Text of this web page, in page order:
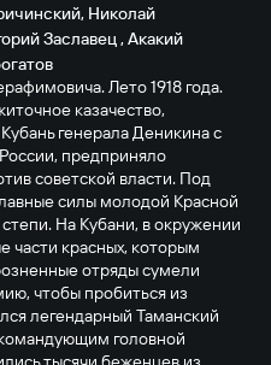
, Николай
Заславец,Акакий
Лето 1918 года.
казачество,
генерала Деникина с
предприняло
советской власти. Под
силы молодой Красной
На Кубани, в окружении
части красных, которым
отряды сумели
чтобы пробиться из
легендарный Таманский
головной